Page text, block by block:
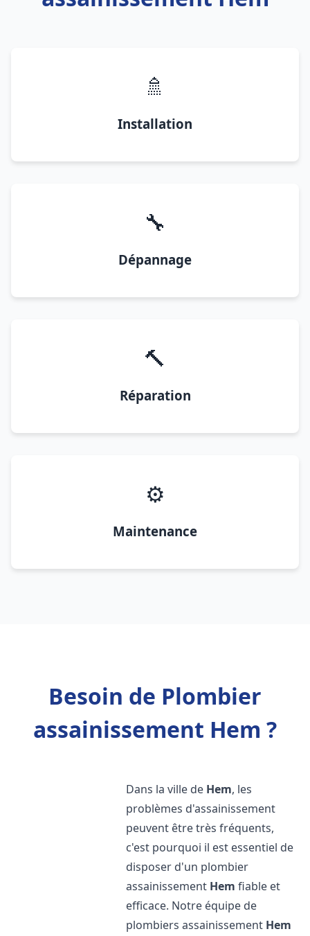
🚿
Installation
🔧
Dépannage
🔨
Réparation
⚙️
Maintenance
Besoin de Plombier
assainissement Hem ?
Dans la ville de Hem, les
problèmes d'assainissement
peuvent être très fréquents,
c'est pourquoi il est essentiel de
disposer d'un plombier
assainissement Hem fiable et
efficace. Notre équipe de
plombiers assainissement Hem